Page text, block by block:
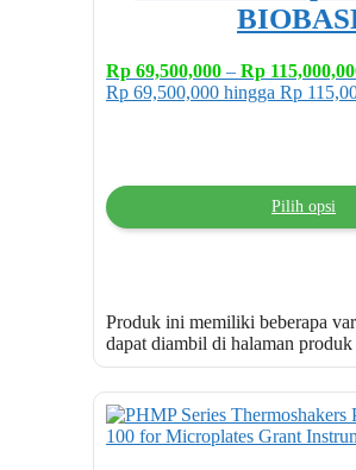
Rp 69,500,000 – Rp
Rp 69,500,000 hingga Rp
Pilih opsi
Produk ini memiliki beberapa
dapat diambil di halaman produk